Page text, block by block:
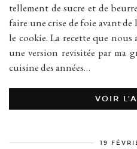
tellement de sucre et de
faire une crise de foie avant de
le cookie. La recette que
une version revisitée par ma
cuisine des années…
VOIR
19